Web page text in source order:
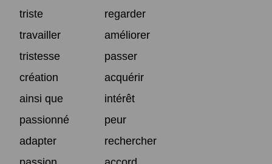
triste
regarder
travailler
améliorer
tristesse
passer
création
acquérir
ainsi que
intérêt
passionné
peur
adapter
rechercher